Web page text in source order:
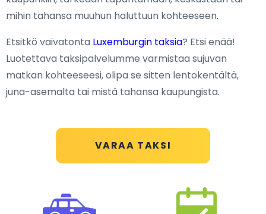
VARAA TAKSI
mihin tahansa muuhun haluttuun kohteeseen.
Etsitkö vaivatonta Luxemburgin taksia? Etsi enää!
Luotettava taksipalvelumme varmistaa sujuvan
matkan kohteeseesi, olipa se sitten lentokentältä,
juna-asemalta tai mistä tahansa kaupungista.